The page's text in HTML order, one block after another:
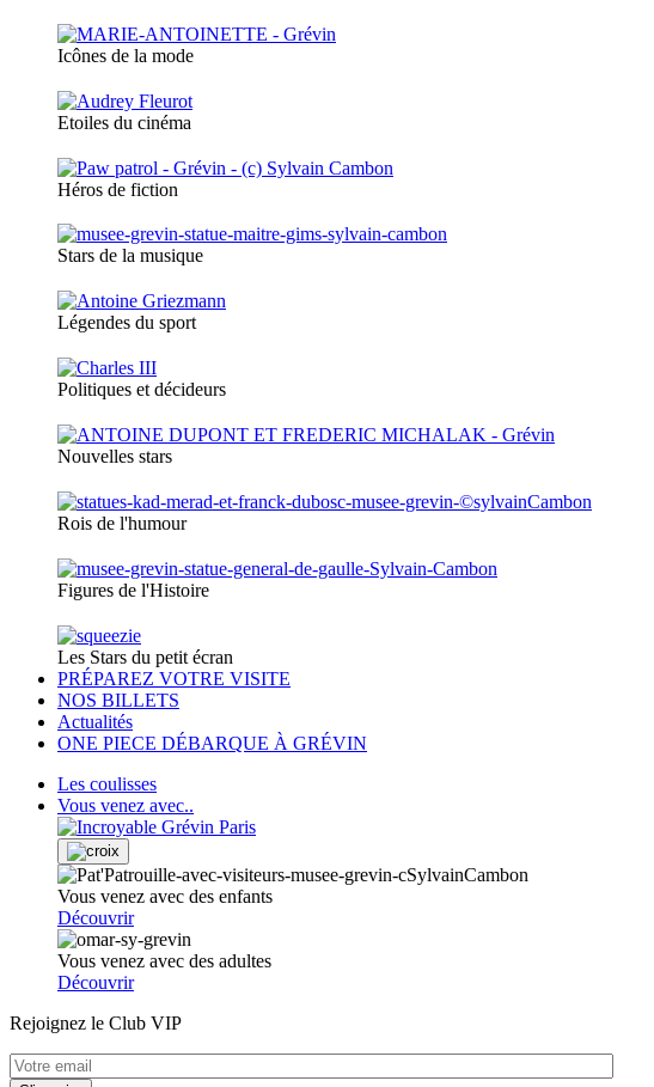
Icônes de la mode
Etoiles du cinéma
Héros de fiction
Stars de la musique
Légendes du sport
Politiques et décideurs
Nouvelles stars
Rois de l'humour
Figures de l'Histoire
Les Stars du petit écran
PRÉPAREZ VOTRE VISITE
NOS BILLETS
Actualités
ONE PIECE DÉBARQUE À GRÉVIN
Les coulisses
Vous venez avec..
Vous venez avec des enfants
Découvrir
Vous venez avec des adultes
Découvrir
Rejoignez le Club VIP